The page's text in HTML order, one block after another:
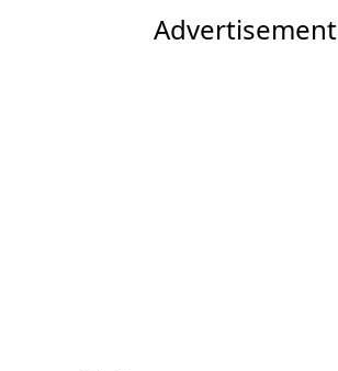
Advertisement